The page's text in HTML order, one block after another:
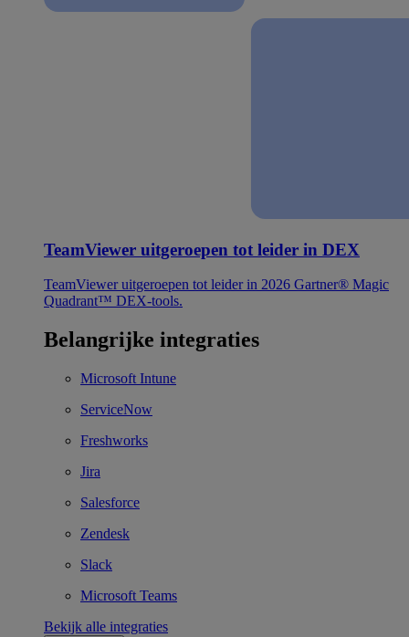
TeamViewer uitgeroepen tot leider in DEX
TeamViewer uitgeroepen tot leider in 2026 Gartner® Magic
Quadrant™ DEX-tools.
Belangrijke integraties
Microsoft Intune
ServiceNow
Freshworks
Jira
Salesforce
Zendesk
Slack
Microsoft Teams
Bekijk alle integraties